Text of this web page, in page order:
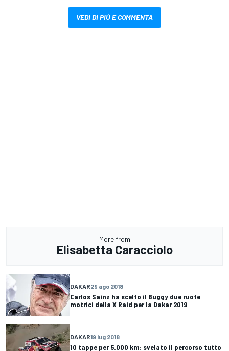
VEDI DI PIÙ E COMMENTA
More from
Elisabetta Caracciolo
DAKAR29 ago 2018
Carlos Sainz ha scelto il Buggy due ruote
motrici della X Raid per la Dakar 2019
DAKAR19 lug 2018
10 tappe per 5.000 km: svelato il percorso tutto